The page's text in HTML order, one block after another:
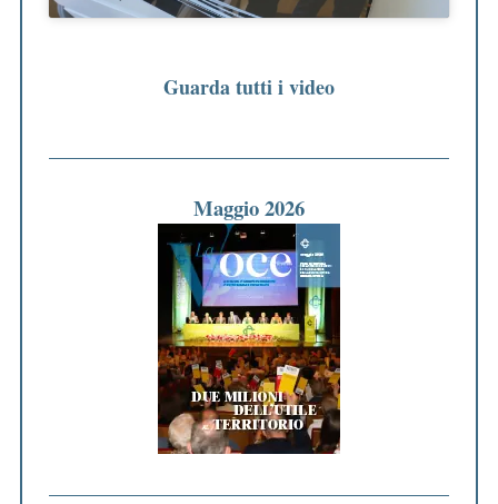
Guarda tutti i video
Maggio 2026